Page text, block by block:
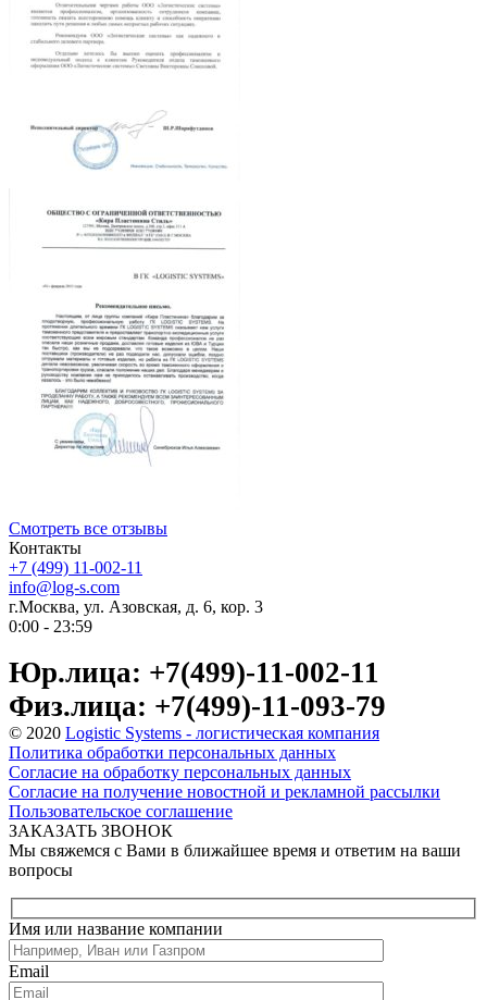
Смотреть все отзывы
Контакты
+7 (499) 11-002-11
info@log-s.com
г.Москва, ул. Азовская, д. 6, кор. 3
0:00 - 23:59
Юр.лица: +7(499)-11-002-11
Физ.лица: +7(499)-11-093-79
© 2020 Logistic Systems - логистическая компания
Политика обработки персональных данных
Согласие на обработку персональных данных
Согласие на получение новостной и рекламной рассылки
Пользовательское соглашение
ЗАКАЗАТЬ ЗВОНОК
Мы свяжемся с Вами в ближайшее время и ответим на ваши
вопросы
Имя или название компании
Email